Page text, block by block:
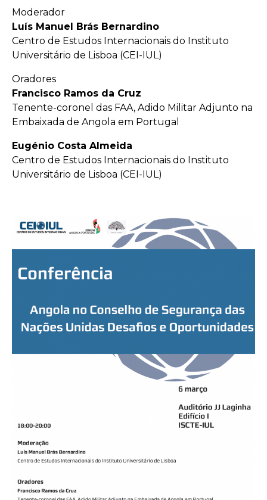
Moderador
Luís Manuel Brás Bernardino
Centro de Estudos Internacionais do Instituto
Universitário de Lisboa (CEI-IUL)
Oradores
Francisco Ramos da Cruz
Tenente-coronel das FAA, Adido Militar Adjunto na
Embaixada de Angola em Portugal
Eugénio Costa Almeida
Centro de Estudos Internacionais do Instituto
Universitário de Lisboa (CEI-IUL)